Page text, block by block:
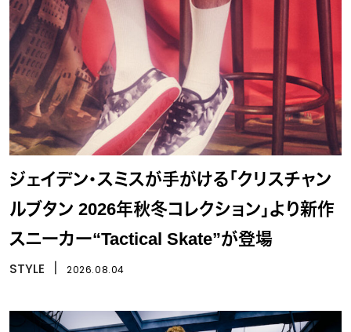
ジェイデン・スミスが手がける「クリスチャン
ルブタン 2026年秋冬コレクション」より新作
スニーカー“Tactical Skate”が登場
STYLE 2026.08.04